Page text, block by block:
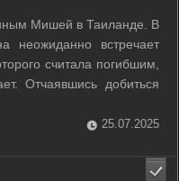
Мишей в Таиланде. В
неожиданно встречает
считала погибшим,
Отчаявшись добиться
собственное
Аня многое от него
...
25.07.2025